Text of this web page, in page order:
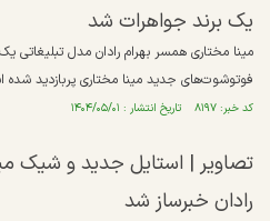
یک برند جواهرات شد
مینا مختاری همسر بهرام رادان مدل تبلیغاتی
فوتوشوت‌های جدید مینا مختاری پربازدید
کد خبر: ۸۱۹۷ تاریخ انتشار : ۱۴۰۴/۰۵/۰۱
تصاویر | استایل جدید و شیک
رادان خبرساز شد